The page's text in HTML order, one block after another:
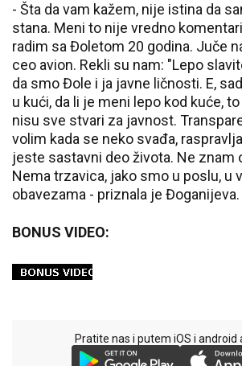
- Šta da vam kažem, nije istina da
stana. Meni to nije vredno
radim sa Đoletom 20 godina. Juče
ceo avion. Rekli su nam: "Lepo
da smo Đole i ja javne ličnosti. E,
u kući, da li je meni lepo kod kuće,
nisu sve stvari za javnost.
volim kada se neko svađa,
jeste sastavni deo života. Ne znam
Nema trzavica, jako smo u poslu, u
obavezama - priznala je Đoganijeva.
BONUS VIDEO:
Pratite nas i putem iOS i android